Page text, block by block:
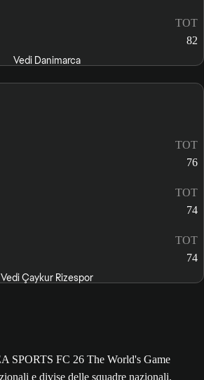
TOT
82
Vedi Danimarca
TOT
76
TOT
74
TOT
74
Vedi Çaykur Rizespor